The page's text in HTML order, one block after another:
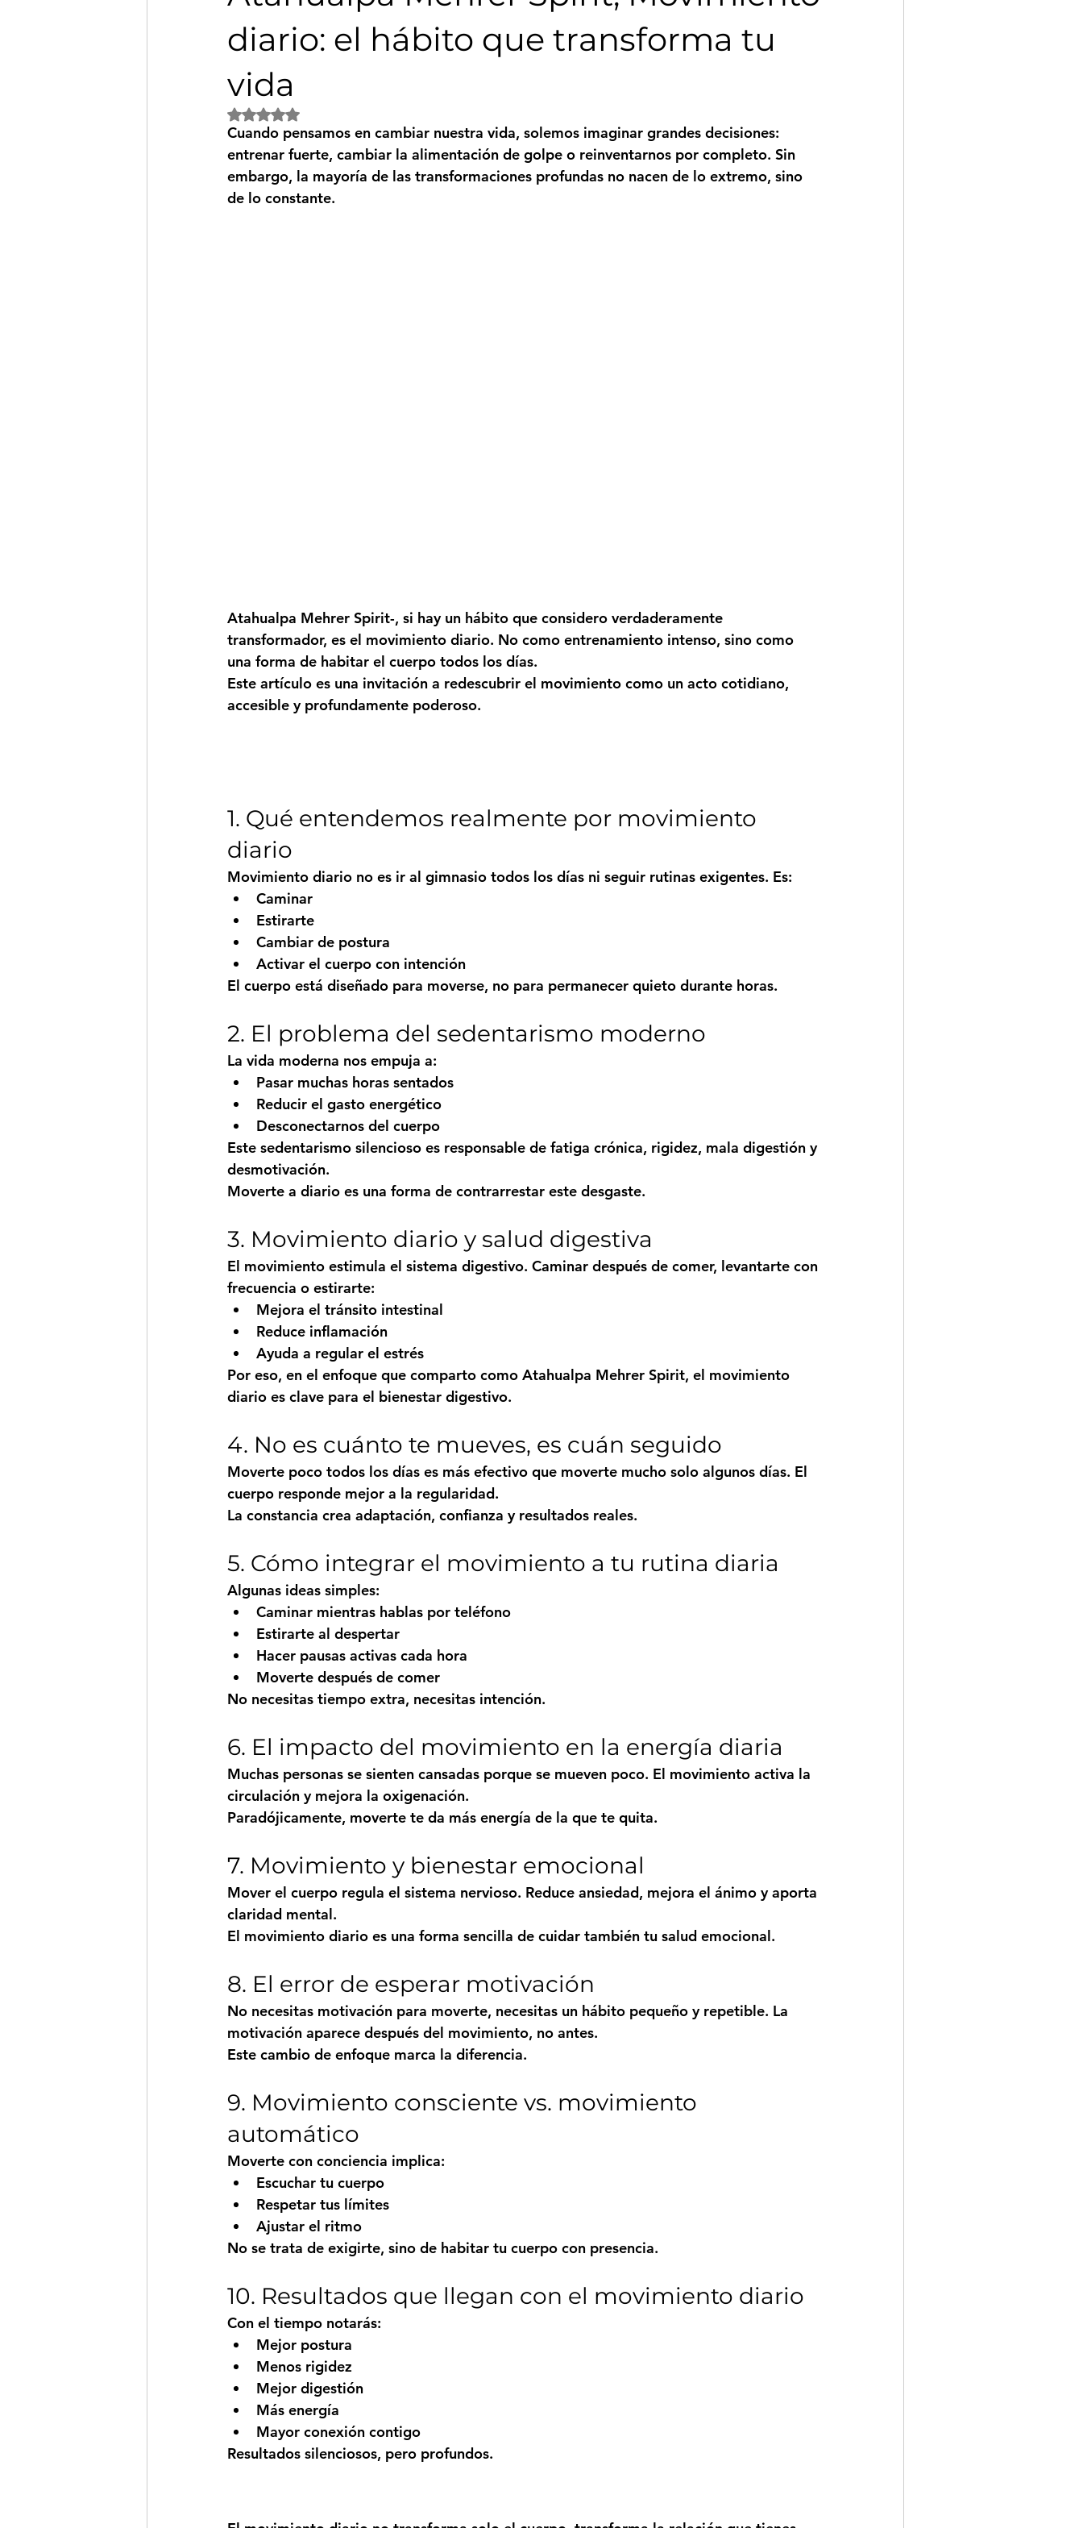
diario: el hábito que transforma tu
vida
Obtuvo NaN de 5 estrellas.
Cuando pensamos en cambiar nuestra vida, solemos imaginar grandes decisiones:
entrenar fuerte, cambiar la alimentación de golpe o reinventarnos por completo. Sin
embargo, la mayoría de las transformaciones profundas no nacen de lo extremo, sino
de lo constante.
Atahualpa Mehrer Spirit-, si hay un hábito que considero verdaderamente
transformador, es el movimiento diario. No como entrenamiento intenso, sino como
una forma de habitar el cuerpo todos los días.
Este artículo es una invitación a redescubrir el movimiento como un acto cotidiano,
accesible y profundamente poderoso.
1. Qué entendemos realmente por movimiento
diario
Movimiento diario no es ir al gimnasio todos los días ni seguir rutinas exigentes. Es:
Caminar
Estirarte
Cambiar de postura
Activar el cuerpo con intención
El cuerpo está diseñado para moverse, no para permanecer quieto durante horas.
2. El problema del sedentarismo moderno
La vida moderna nos empuja a:
Pasar muchas horas sentados
Reducir el gasto energético
Desconectarnos del cuerpo
Este sedentarismo silencioso es responsable de fatiga crónica, rigidez, mala digestión y
desmotivación.
Moverte a diario es una forma de contrarrestar este desgaste.
3. Movimiento diario y salud digestiva
El movimiento estimula el sistema digestivo. Caminar después de comer, levantarte con
frecuencia o estirarte:
Mejora el tránsito intestinal
Reduce inflamación
Ayuda a regular el estrés
Por eso, en el enfoque que comparto como Atahualpa Mehrer Spirit, el movimiento
diario es clave para el bienestar digestivo.
4. No es cuánto te mueves, es cuán seguido
Moverte poco todos los días es más efectivo que moverte mucho solo algunos días. El
cuerpo responde mejor a la regularidad.
La constancia crea adaptación, confianza y resultados reales.
5. Cómo integrar el movimiento a tu rutina diaria
Algunas ideas simples:
Caminar mientras hablas por teléfono
Estirarte al despertar
Hacer pausas activas cada hora
Moverte después de comer
No necesitas tiempo extra, necesitas intención.
6. El impacto del movimiento en la energía diaria
Muchas personas se sienten cansadas porque se mueven poco. El movimiento activa la
circulación y mejora la oxigenación.
Paradójicamente, moverte te da más energía de la que te quita.
7. Movimiento y bienestar emocional
Mover el cuerpo regula el sistema nervioso. Reduce ansiedad, mejora el ánimo y aporta
claridad mental.
El movimiento diario es una forma sencilla de cuidar también tu salud emocional.
8. El error de esperar motivación
No necesitas motivación para moverte, necesitas un hábito pequeño y repetible. La
motivación aparece después del movimiento, no antes.
Este cambio de enfoque marca la diferencia.
9. Movimiento consciente vs. movimiento
automático
Moverte con conciencia implica:
Escuchar tu cuerpo
Respetar tus límites
Ajustar el ritmo
No se trata de exigirte, sino de habitar tu cuerpo con presencia.
10. Resultados que llegan con el movimiento diario
Con el tiempo notarás:
Mejor postura
Menos rigidez
Mejor digestión
Más energía
Mayor conexión contigo
Resultados silenciosos, pero profundos.